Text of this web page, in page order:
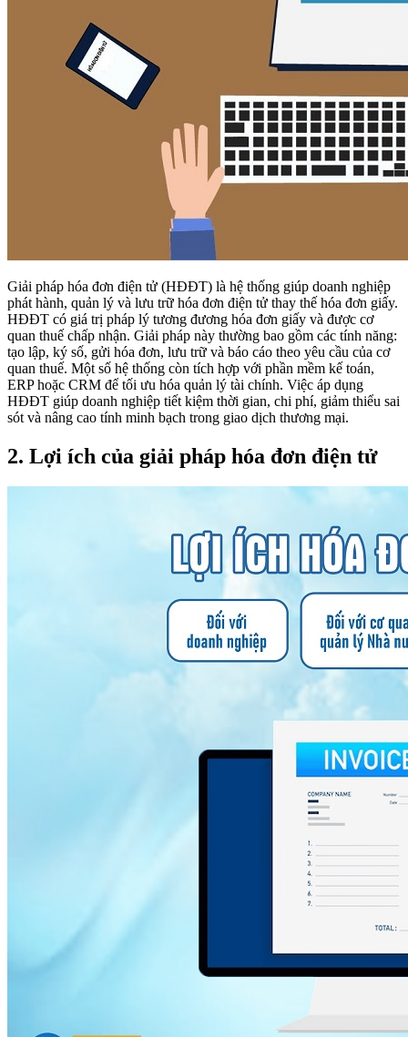
Giải pháp hóa đơn điện tử (HĐĐT) là hệ thống giúp doanh nghiệp
phát hành, quản lý và lưu trữ hóa đơn điện tử thay thế hóa đơn giấy.
HĐĐT có giá trị pháp lý tương đương hóa đơn giấy và được cơ
quan thuế chấp nhận. Giải pháp này thường bao gồm các tính năng:
tạo lập, ký số, gửi hóa đơn, lưu trữ và báo cáo theo yêu cầu của cơ
quan thuế. Một số hệ thống còn tích hợp với phần mềm kế toán,
ERP hoặc CRM để tối ưu hóa quản lý tài chính. Việc áp dụng
HĐĐT giúp doanh nghiệp tiết kiệm thời gian, chi phí, giảm thiểu sai
sót và nâng cao tính minh bạch trong giao dịch thương mại.
2. Lợi ích của giải pháp hóa đơn điện tử